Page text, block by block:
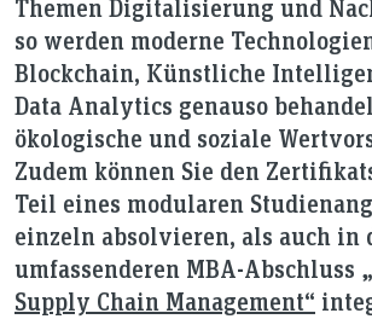
Themen Digitalisierung und
so werden moderne
Blockchain, Künstliche
Data Analytics genauso
ökologische und soziale
Zudem können Sie den
Teil eines modularen
einzeln absolvieren, als auch in
umfassenderen MBA-Abschluss
Supply Chain Management“